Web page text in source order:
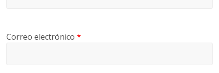
Correo electrónico*